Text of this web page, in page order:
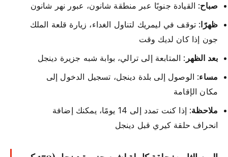
صباح: القيادة جنوبًا عبر منطقة شانون، عبور نهر شانون
ظهرًا: توقف في ليمريك لتناول الغداء، زيارة قلعة الملك
جون إذا كان لديك وقت
بعد الظهر : المتابعة إلى ترالي، بوابة شبه جزيرة دينجل
مساء: الوصول إلى بلدة دينجل، تسجيل الدخول إلى
مكان الإقامة
ملاحظة
: إذا كنت تمدد إلى 14 يومًا، يمكنك إضافة
انحراف حلقة كيري قبل دينجل